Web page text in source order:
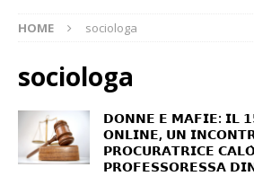
HOME sociologa
sociologa
𝗗𝗢𝗡𝗡𝗘 𝗘 𝗠𝗔𝗙𝗜𝗘: 𝗜𝗟
𝗢𝗡𝗟𝗜𝗡𝗘, 𝗨𝗡
𝗣𝗥𝗢𝗖𝗨𝗥𝗔𝗧𝗥𝗜𝗖𝗘
𝗣𝗥𝗢𝗙𝗘𝗦𝗦𝗢𝗥𝗘𝗦𝗦𝗔